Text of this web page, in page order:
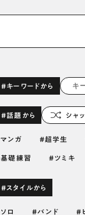
#キーワードから
#話題から シャ
マンガ 超学生
基礎練習 ツミキ
#スタイルから
ソロ バンド